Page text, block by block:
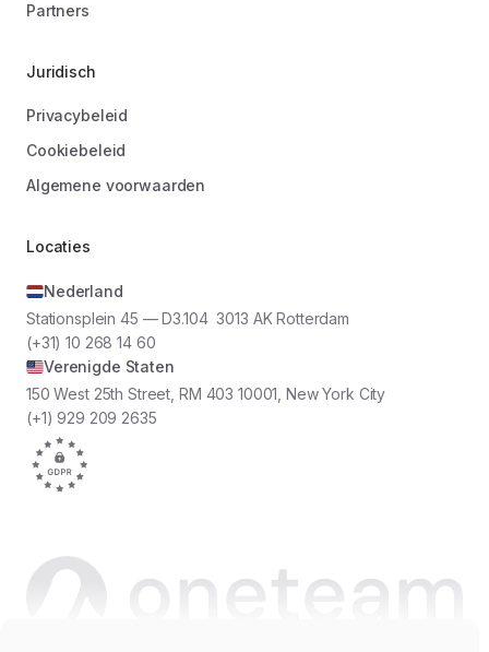
Partners
Juridisch
Privacybeleid
Cookiebeleid
Algemene voorwaarden
Locaties
Nederland
Stationsplein 45 — D3.104 3013 AK Rotterdam
(+31) 10 268 14 60
Verenigde Staten
150 West 25th Street, RM 403 10001, New York City
(+1) 929 209 2635